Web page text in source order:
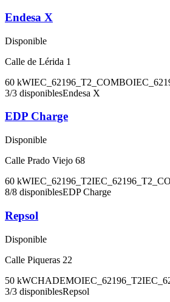
Endesa X
Disponible
Calle de Lérida 1
60 kWIEC_62196_T2_COMBO
3/3 disponiblesEndesa X
EDP Charge
Disponible
Calle Prado Viejo 68
60 kWIEC_62196_T2
8/8 disponiblesEDP Charge
Repsol
Disponible
Calle Piqueras 22
50 kWCHADEMOIEC_62196_T2
3/3 disponiblesRepsol